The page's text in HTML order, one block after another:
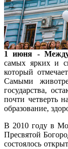
1июня -
самых ярких и
который
Самыми
государства,
почти четверть
образование,
В 2010 году в
Пресвятой
состоялось